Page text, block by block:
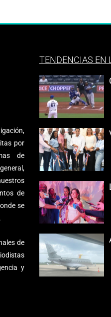
por
de
de
se
de
y
TENDENCIAS EN